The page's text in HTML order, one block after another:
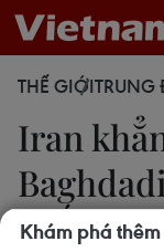
THẾ GIỚI
Iran
chết
Khám phá thêm